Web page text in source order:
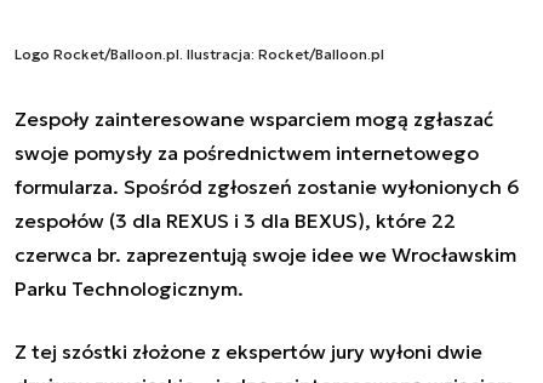
Logo Rocket/Balloon.pl. Ilustracja: Rocket/Balloon.pl
Zespoły zainteresowane wsparciem mogą zgłaszać
swoje pomysły za pośrednictwem internetowego
formularza. Spośród zgłoszeń zostanie wyłonionych 6
zespołów (3 dla REXUS i 3 dla BEXUS), które 22
czerwca br. zaprezentują swoje idee we Wrocławskim
Parku Technologicznym.
Z tej szóstki złożone z ekspertów jury wyłoni dwie